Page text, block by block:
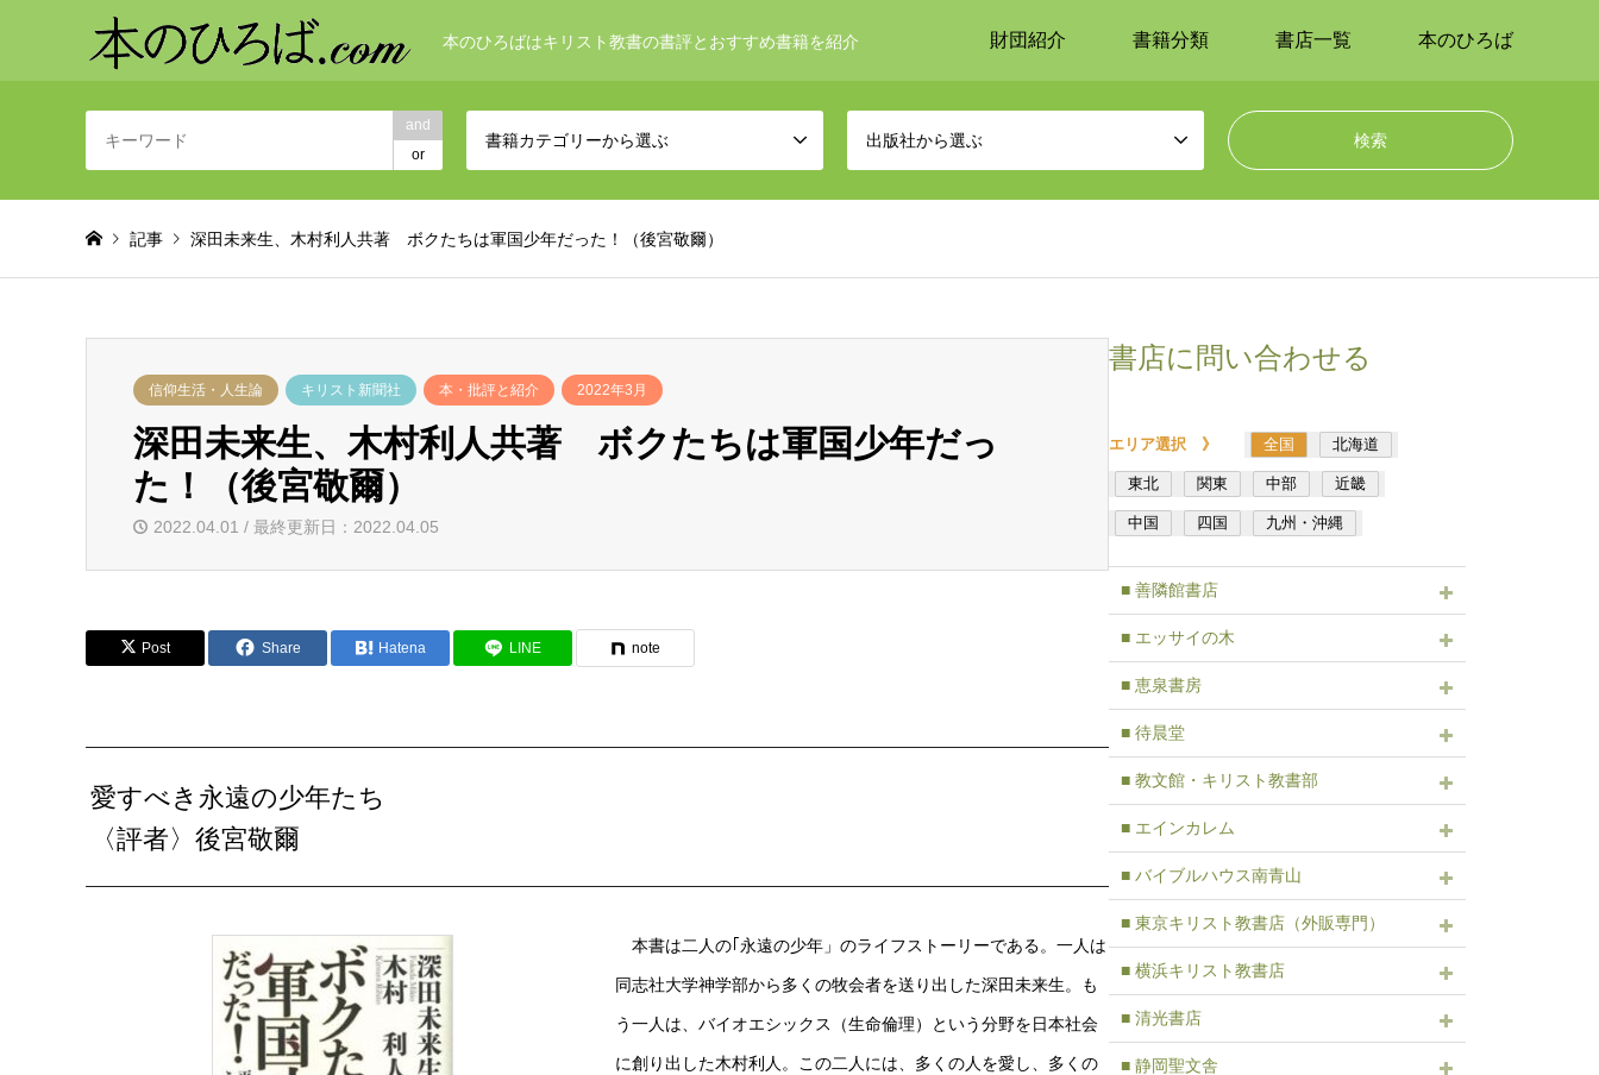
本のひろばはキリスト教書の書評とおすすめ書籍を紹介 財団紹介 書籍分類 書店一覧 本のひろば
and
or
書籍カテゴリーから選ぶ 出版社から選ぶ
記事 深田未来生、木村利人共著 ボクたちは軍国少年だった！（後宮敬爾）
信仰生活・人生論 キリスト新聞社 本・批評と紹介 2022年3月
深田未来生、木村利人共著 ボクたちは軍国少年だっ
た！（後宮敬爾）
2022.04.01 / 最終更新日：2022.04.05
Post Share Hatena LINE note
愛すべき永遠の少年たち
〈評者〉後宮敬爾
本書は二人の｢永遠の少年」のライフストーリーである。一人は
同志社大学神学部から多くの牧会者を送り出した深田未来生。も
う一人は、バイオエシックス（生命倫理）という分野を日本社会
に創り出した木村利人。この二人には、多くの人を愛し、多くの
書店に問い合わせる
エリア選択 》 全国 北海道
東北 関東 中部 近畿
中国 四国 九州・沖縄
■ 善隣館書店
■ エッサイの木
■ 恵泉書房
■ 待晨堂
■ 教文館・キリスト教書部
■ エインカレム
■ バイブルハウス南青山
■ 東京キリスト教書店（外販専門）
■ 横浜キリスト教書店
■ 清光書店
■ 静岡聖文舎